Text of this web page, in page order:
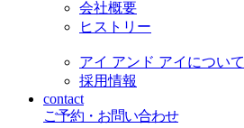
会社概要
ヒストリー
アイ アンド アイについて
採用情報
contact
ご予約・お問い合わせ